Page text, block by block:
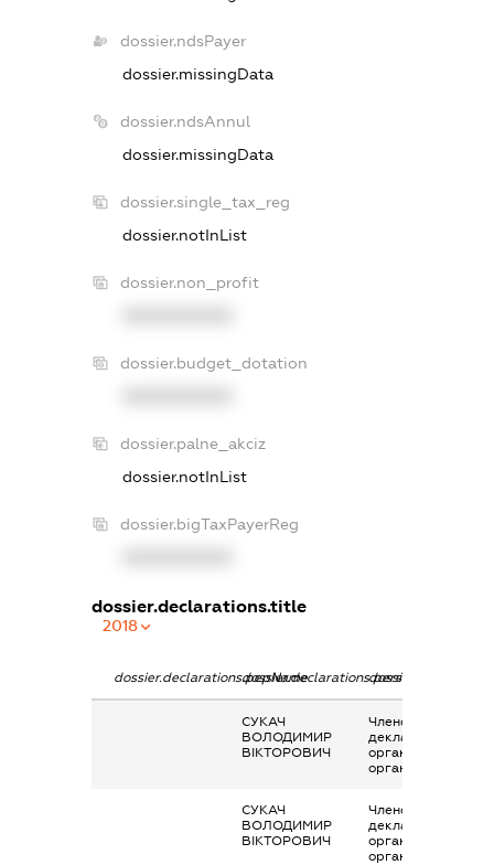
dossier.ndsPayer
dossier.missingData
dossier.ndsAnnul
dossier.missingData
dossier.single_tax_reg
dossier.notInList
dossier.non_profit
dossier.budget_dotation
dossier.palne_akciz
dossier.notInList
dossier.bigTaxPayerReg
dossier.declarations.title
2018
dossier.declarations.pepNamedossier.declarations.personName
СУКАЧ
ВОЛОДИМИР
ВІКТОРОВИЧ
Членство суб’єкта
декларування в
організаціях та їх
органах
СУКАЧ
ВОЛОДИМИР
ВІКТОРОВИЧ
Членство суб’єкта
декларування в
організаціях та їх
органах